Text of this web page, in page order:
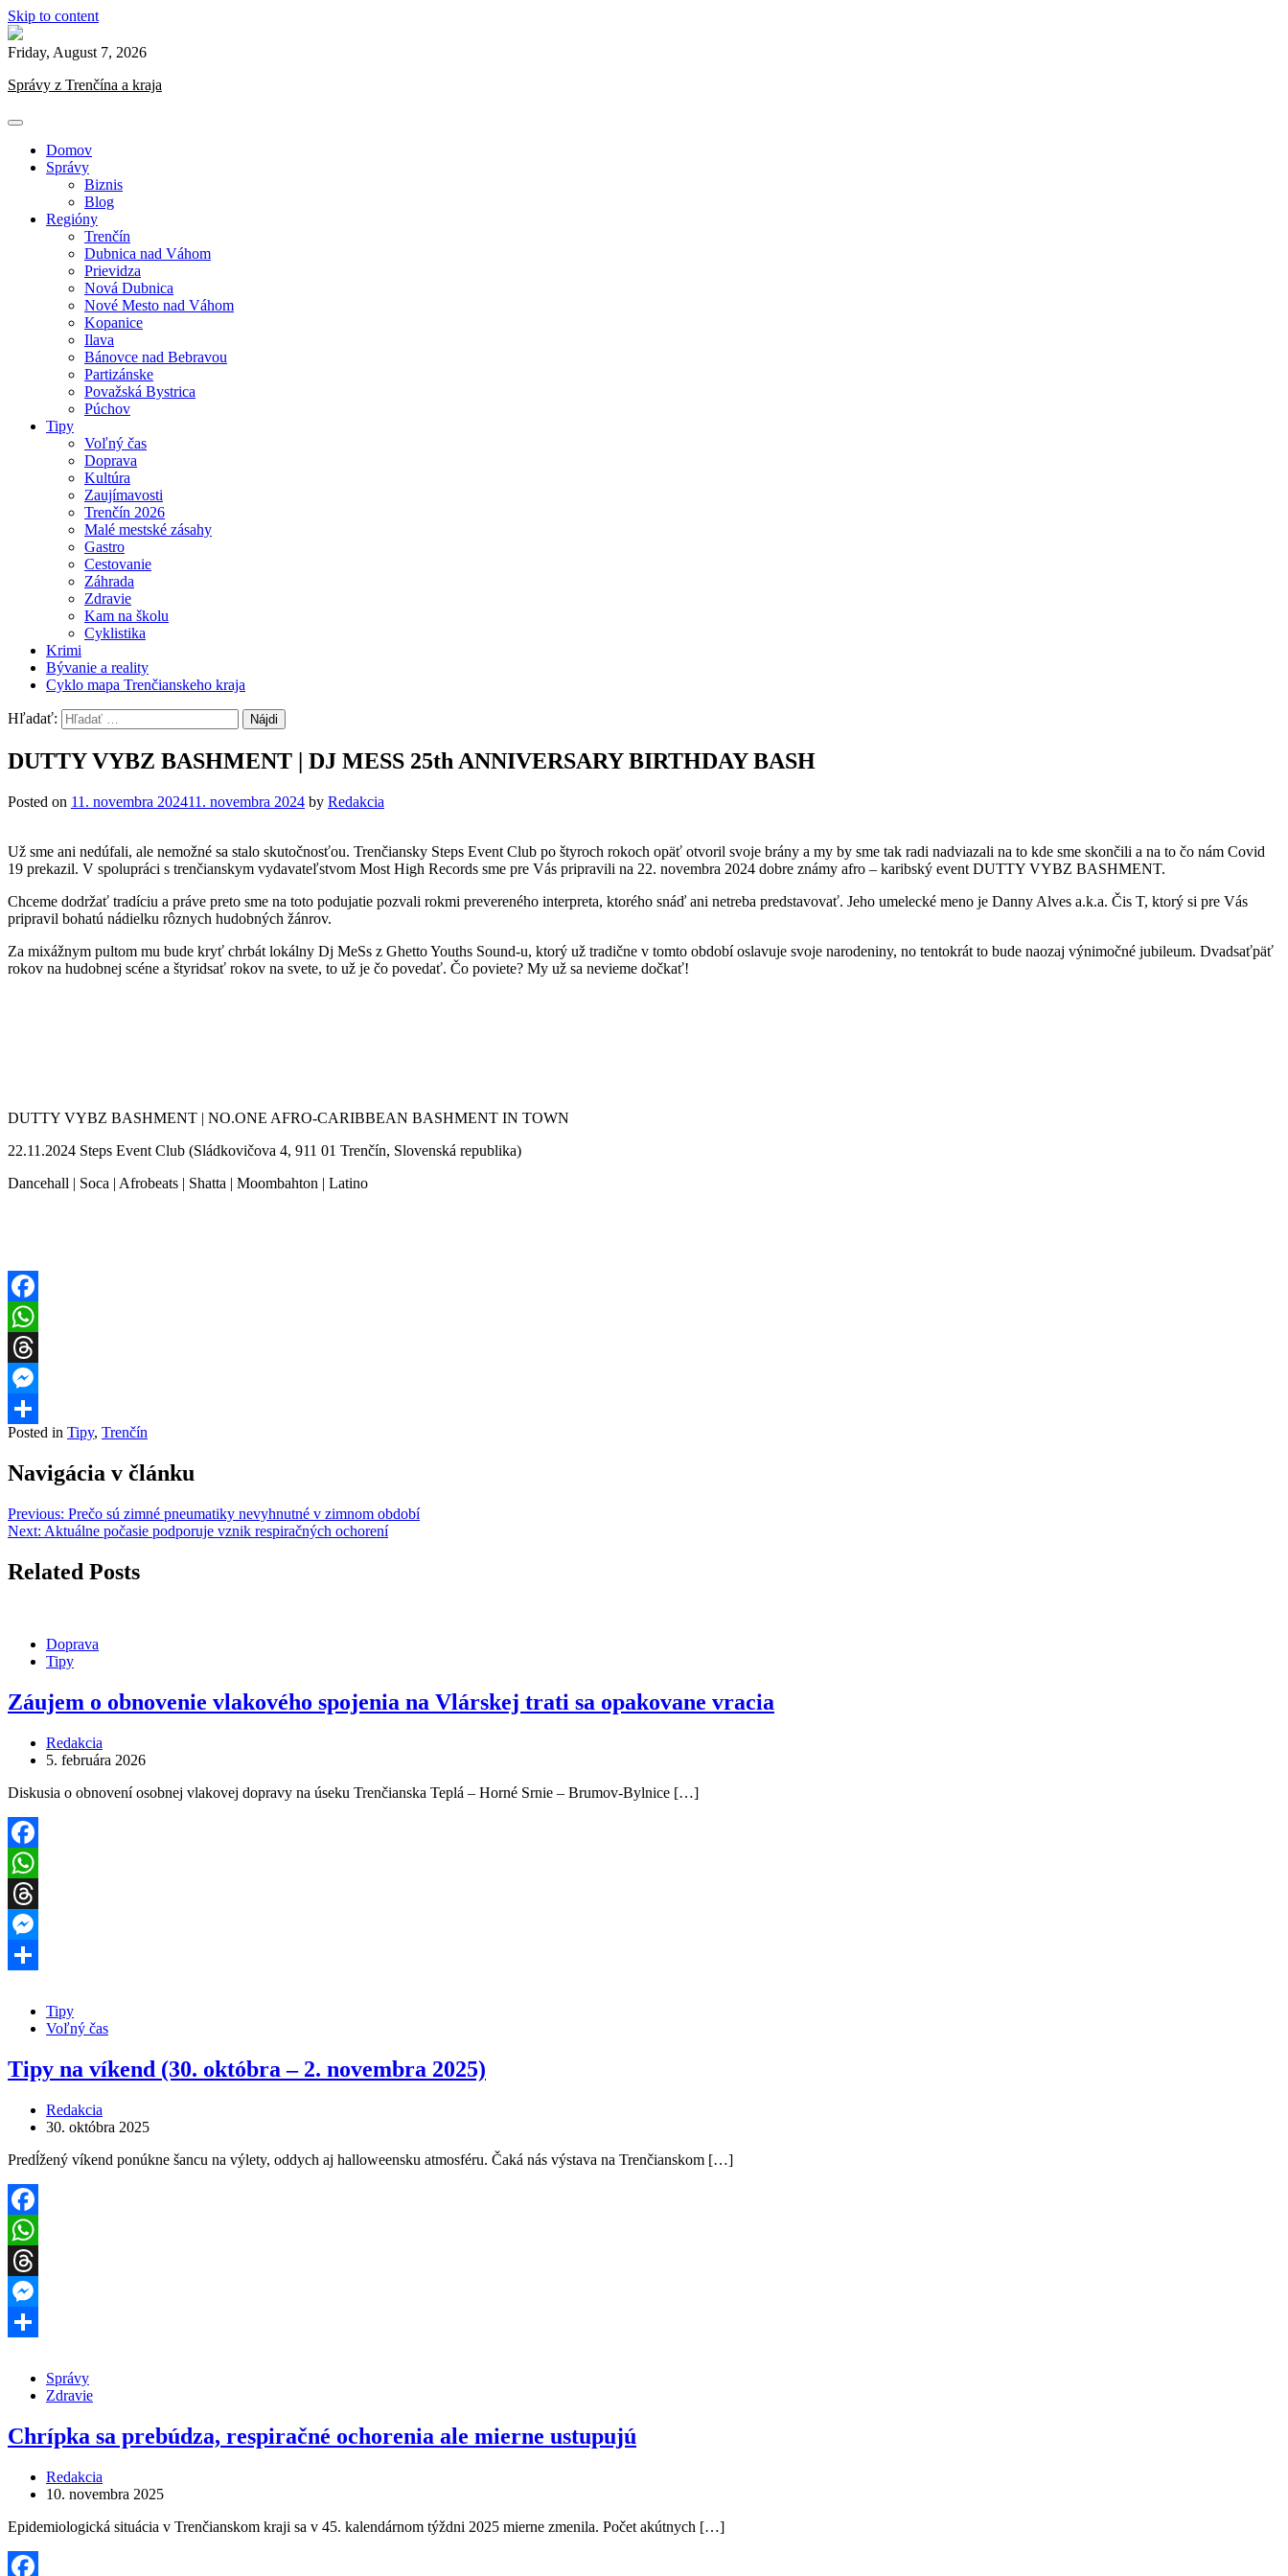
Skip to content
Friday, August 7, 2026
Správy z Trenčína a kraja
Domov
Správy
Biznis
Blog
Regióny
Trenčín
Dubnica nad Váhom
Prievidza
Nová Dubnica
Nové Mesto nad Váhom
Kopanice
Ilava
Bánovce nad Bebravou
Partizánske
Považská Bystrica
Púchov
Tipy
Voľný čas
Doprava
Kultúra
Zaujímavosti
Trenčín 2026
Malé mestské zásahy
Gastro
Cestovanie
Záhrada
Zdravie
Kam na školu
Cyklistika
Krimi
Bývanie a reality
Cyklo mapa Trenčianskeho kraja
Hľadať:
DUTTY VYBZ BASHMENT | DJ MESS 25th ANNIVERSARY BIRTHDAY BASH
Posted on 11. novembra 202411. novembra 2024 by Redakcia
Už sme ani nedúfali, ale nemožné sa stalo skutočnosťou. Trenčiansky Steps Event Club po štyroch rokoch opäť otvoril svoje brány a my by sme tak radi nadviazali na to kde sme skončili a na to čo nám Covid
19 prekazil. V spolupráci s trenčianskym vydavateľstvom Most High Records sme pre Vás pripravili na 22. novembra 2024 dobre známy afro – karibský event DUTTY VYBZ BASHMENT.
Chceme dodržať tradíciu a práve preto sme na toto podujatie pozvali rokmi prevereného interpreta, ktorého snáď ani netreba predstavovať. Jeho umelecké meno je Danny Alves a.k.a. Čis T, ktorý si pre Vás
pripravil bohatú nádielku rôznych hudobných žánrov.
Za mixážnym pultom mu bude kryť chrbát lokálny Dj MeSs z Ghetto Youths Sound-u, ktorý už tradične v tomto období oslavuje svoje narodeniny, no tentokrát to bude naozaj výnimočné jubileum. Dvadsaťpäť
rokov na hudobnej scéne a štyridsať rokov na svete, to už je čo povedať. Čo poviete? My už sa nevieme dočkať!
DUTTY VYBZ BASHMENT | NO.ONE AFRO-CARIBBEAN BASHMENT IN TOWN
22.11.2024 Steps Event Club (Sládkovičova 4, 911 01 Trenčín, Slovenská republika)
Dancehall | Soca | Afrobeats | Shatta | Moombahton | Latino
Facebook
WhatsApp
Threads
Messenger
Share
Posted in Tipy, Trenčín
Navigácia v článku
Previous: Prečo sú zimné pneumatiky nevyhnutné v zimnom období
Next: Aktuálne počasie podporuje vznik respiračných ochorení
Related Posts
Doprava
Tipy
Záujem o obnovenie vlakového spojenia na Vlárskej trati sa opakovane vracia
Redakcia
5. februára 2026
Diskusia o obnovení osobnej vlakovej dopravy na úseku Trenčianska Teplá – Horné Srnie – Brumov-Bylnice […]
Facebook
WhatsApp
Threads
Messenger
Tipy
Voľný čas
Tipy na víkend (30. októbra – 2. novembra 2025)
Redakcia
30. októbra 2025
Predĺžený víkend ponúkne šancu na výlety, oddych aj halloweensku atmosféru. Čaká nás výstava na Trenčianskom […]
Facebook
WhatsApp
Threads
Messenger
Správy
Zdravie
Chrípka sa prebúdza, respiračné ochorenia ale mierne ustupujú
Redakcia
10. novembra 2025
Epidemiologická situácia v Trenčianskom kraji sa v 45. kalendárnom týždni 2025 mierne zmenila. Počet akútnych […]